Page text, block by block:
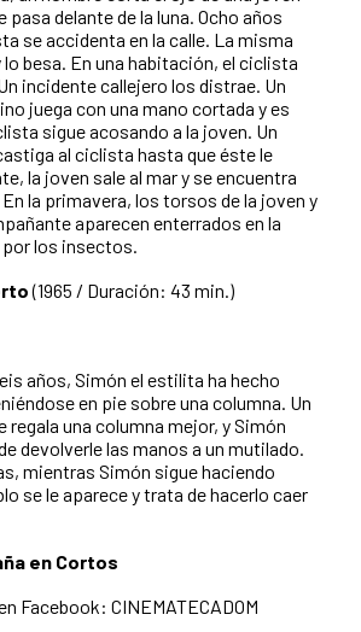
pasa delante de la luna. Ocho años
se accidenta en la calle. La misma
besa. En una habitación, el ciclista
incidente callejero los distrae. Un
juega con una mano cortada y es
sigue acosando a la joven. Un
al ciclista hasta que éste le
la joven sale al mar y se encuentra
la primavera, los torsos de la joven y
aparecen enterrados en la
los insectos.
(1965 / Duración: 43 min.)
años, Simón el estilita ha hecho
en pie sobre una columna. Un
regala una columna mejor, y Simón
devolverle las manos a un mutilado.
mientras Simón sigue haciendo
se le aparece y trata de hacerlo caer
en Cortos
Facebook: CINEMATECADOM